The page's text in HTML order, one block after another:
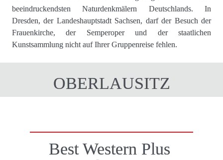
beeindruckendsten Naturdenkmälern Deutschlands. In
Dresden, der Landeshauptstadt Sachsen, darf der Besuch der
Frauenkirche, der Semperoper und der staatlichen
Kunstsammlung nicht auf Ihrer Gruppenreise fehlen.
OBERLAUSITZ
Best Western Plus